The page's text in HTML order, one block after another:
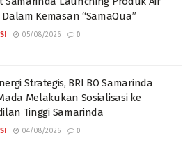
Kemasan “SamaQua”
05/08/2026 0
Strategis, BRI BO Samarinda
Melakukan Sosialisasi ke
Tinggi Samarinda
04/08/2026 0